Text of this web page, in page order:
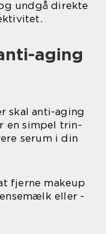
undgå direkte
aging
skal anti-aging
en simpel trin-
serum i din
fjerne makeup
eller -